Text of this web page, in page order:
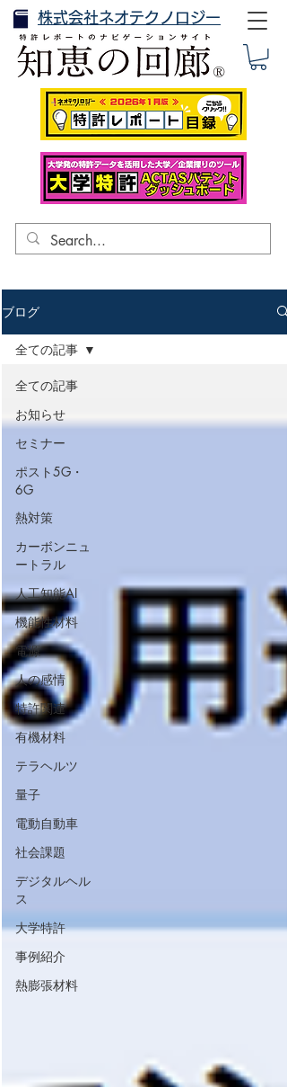
株式会社ネオテクノロジー
ブログ
全ての記事
お知らせ
セミナー
ポスト5G・
6G
熱対策
カーボンニュ
ートラル
人工知能AI
機能性材料
電源
人の感情
特許関連
有機材料
テラヘルツ
量子
電動自動車
社会課題
デジタルヘル
ス
大学特許
事例紹介
熱膨張材料
全ての記事